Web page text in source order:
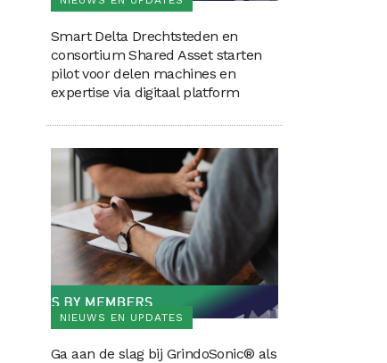
Smart Delta Drechtsteden en
consortium Shared Asset starten
pilot voor delen machines en
expertise via digitaal platform
NIEUWS EN UPDATES
Ga aan de slag bij GrindoSonic® als